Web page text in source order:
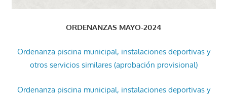
ORDENANZAS MAYO-2024
Ordenanza piscina municipal, instalaciones deportivas y
otros servicios similares (aprobación provisional)
Ordenanza piscina municipal, instalaciones deportivas y